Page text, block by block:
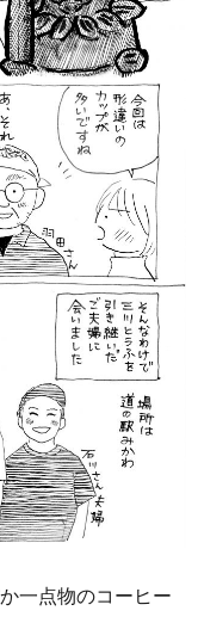
一点物のコーヒー